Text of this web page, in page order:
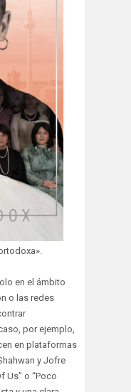
en el ámbito
o las redes
por ejemplo,
en plataformas
y Jofre
Us” o “Poco